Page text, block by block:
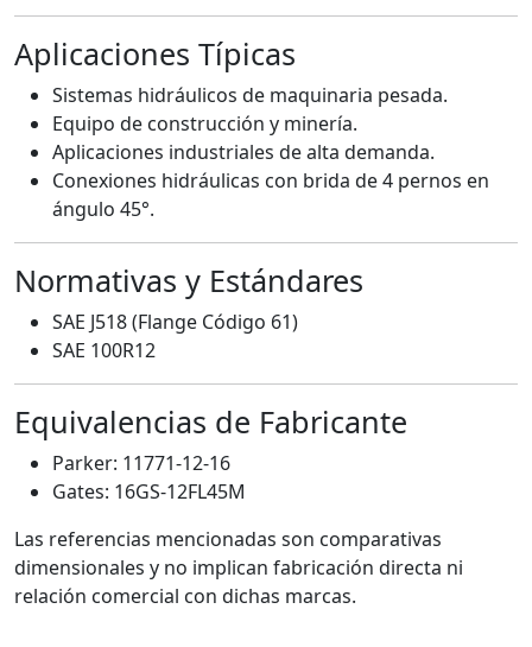
Aplicaciones Típicas
Sistemas hidráulicos de maquinaria pesada.
Equipo de construcción y minería.
Aplicaciones industriales de alta demanda.
Conexiones hidráulicas con brida de 4 pernos en
ángulo 45°.
Normativas y Estándares
SAE J518 (Flange Código 61)
SAE 100R12
Equivalencias de Fabricante
Parker: 11771-12-16
Gates: 16GS-12FL45M
Las referencias mencionadas son comparativas
dimensionales y no implican fabricación directa ni
relación comercial con dichas marcas.